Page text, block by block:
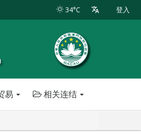
34°C 登入
易 相关连结